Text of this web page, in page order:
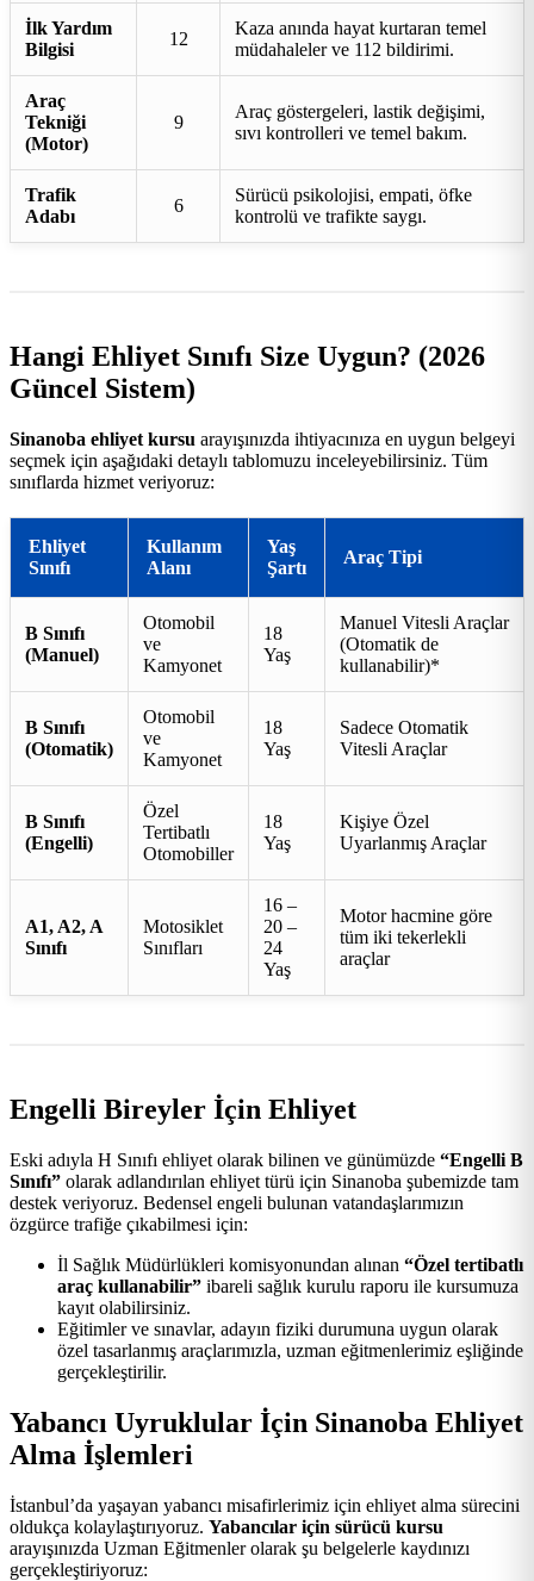
İlk Yardım
Bilgisi
12
Kaza anında hayat kurtaran temel
müdahaleler ve 112 bildirimi.
Araç
Tekniği
(Motor)
9
Araç göstergeleri, lastik değişimi,
sıvı kontrolleri ve temel bakım.
Trafik
Adabı
6
Sürücü psikolojisi, empati, öfke
kontrolü ve trafikte saygı.
Hangi Ehliyet Sınıfı Size Uygun? (2026
Güncel Sistem)
Sinanoba ehliyet kursu arayışınızda ihtiyacınıza en uygun belgeyi
seçmek için aşağıdaki detaylı tablomuzu inceleyebilirsiniz. Tüm
sınıflarda hizmet veriyoruz:
Ehliyet
Sınıfı
Kullanım
Alanı
Yaş
Şartı
Araç Tipi
B Sınıfı
(Manuel)
Otomobil
ve
Kamyonet
18
Yaş
Manuel Vitesli Araçlar
(Otomatik de
kullanabilir)*
B Sınıfı
(Otomatik)
Otomobil
ve
Kamyonet
18
Yaş
Sadece Otomatik
Vitesli Araçlar
B Sınıfı
(Engelli)
Özel
Tertibatlı
Otomobiller
18
Yaş
Kişiye Özel
Uyarlanmış Araçlar
A1, A2, A
Sınıfı
Motosiklet
Sınıfları
16 –
20 –
24
Yaş
Motor hacmine göre
tüm iki tekerlekli
araçlar
Engelli Bireyler İçin Ehliyet
Eski adıyla H Sınıfı ehliyet olarak bilinen ve günümüzde “Engelli B
Sınıfı” olarak adlandırılan ehliyet türü için Sinanoba şubemizde tam
destek veriyoruz. Bedensel engeli bulunan vatandaşlarımızın
özgürce trafiğe çıkabilmesi için:
İl Sağlık Müdürlükleri komisyonundan alınan “Özel tertibatlı
araç kullanabilir” ibareli sağlık kurulu raporu ile kursumuza
kayıt olabilirsiniz.
Eğitimler ve sınavlar, adayın fiziki durumuna uygun olarak
özel tasarlanmış araçlarımızla, uzman eğitmenlerimiz eşliğinde
gerçekleştirilir.
Yabancı Uyruklular İçin Sinanoba Ehliyet
Alma İşlemleri
İstanbul’da yaşayan yabancı misafirlerimiz için ehliyet alma sürecini
oldukça kolaylaştırıyoruz. Yabancılar için sürücü kursu
arayışınızda Uzman Eğitmenler olarak şu belgelerle kaydınızı
gerçekleştiriyoruz: